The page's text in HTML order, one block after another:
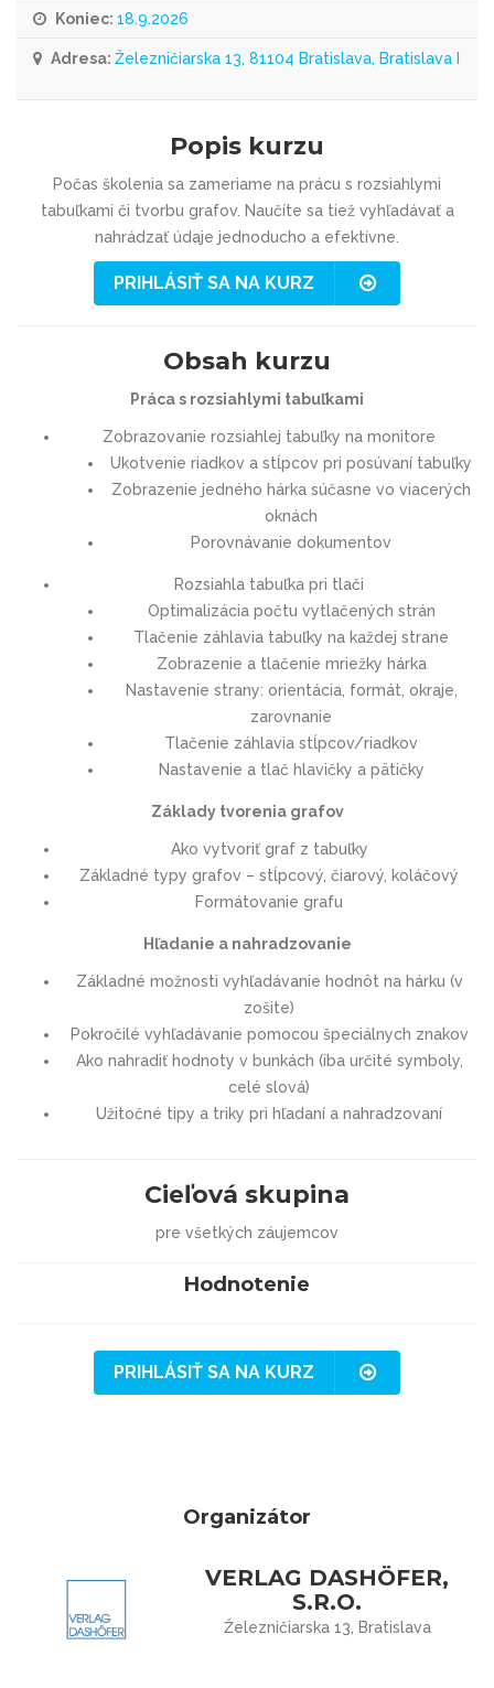
Koniec: 18.9.2026
Adresa: Železničiarska 13, 81104 Bratislava, Bratislava I
Popis kurzu
Počas školenia sa zameriame na prácu s rozsiahlymi
tabuľkami či tvorbu grafov. Naučíte sa tiež vyhľadávať a
nahrádzať údaje jednoducho a efektívne.
PRIHLÁSIŤ SA NA KURZ
Obsah kurzu
Práca s rozsiahlymi tabuľkami
Zobrazovanie rozsiahlej tabuľky na monitore
Ukotvenie riadkov a stĺpcov pri posúvaní tabuľky
Zobrazenie jedného hárka súčasne vo viacerých
oknách
Porovnávanie dokumentov
Rozsiahla tabuľka pri tlači
Optimalizácia počtu vytlačených strán
Tlačenie záhlavia tabuľky na každej strane
Zobrazenie a tlačenie mriežky hárka
Nastavenie strany: orientácia, formát, okraje,
zarovnanie
Tlačenie záhlavia stĺpcov/riadkov
Nastavenie a tlač hlavičky a pätičky
Základy tvorenia grafov
Ako vytvoriť graf z tabuľky
Základné typy grafov – stĺpcový, čiarový, koláčový
Formátovanie grafu
Hľadanie a nahradzovanie
Základné možnosti vyhľadávanie hodnôt na hárku (v
zošite)
Pokročilé vyhľadávanie pomocou špeciálnych znakov
Ako nahradiť hodnoty v bunkách (iba určité symboly,
celé slová)
Užitočné tipy a triky pri hľadaní a nahradzovaní
Cieľová skupina
pre všetkých záujemcov
Hodnotenie
PRIHLÁSIŤ SA NA KURZ
Organizátor
VERLAG DASHÖFER,
S.R.O.
Železničiarska 13, Bratislava